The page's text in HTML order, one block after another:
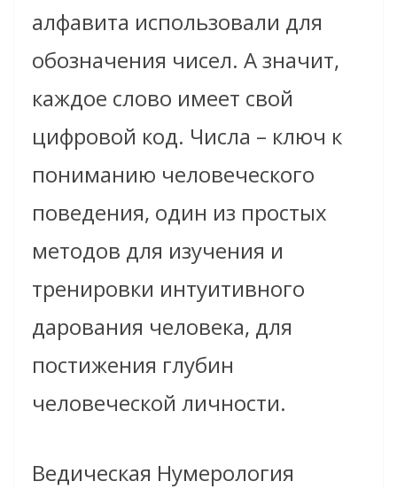
алфавита использовали для
обозначения чисел. А значит,
каждое слово имеет свой
цифровой код. Числа – ключ к
пониманию человеческого
поведения, один из простых
методов для изучения и
тренировки интуитивного
дарования человека, для
постижения глубин
человеческой личности.
Ведическая Нумерология